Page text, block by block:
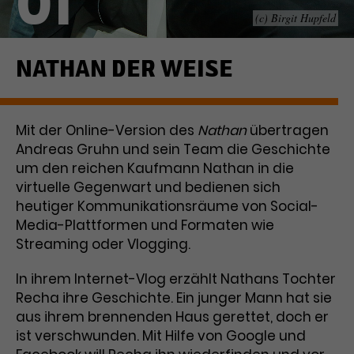
Laufzeit 1 Tag
Zweck
Dieses Cookie wird von Google
Analytics installiert. Das Cookie
wird verwendet, um Informationen
Besucher*innen eine Website
nutzen, und hilft bei der Erstellung
eines Analyseberichts über die
Performance der Website. Die
erhobenen Daten umfassen in
anonymisierter Form die Anzahl
der Besuche, die Quelle, aus der sie
stammen, und die besuchten
Seiten.
Name _gat_UA-63561367-1
Name _gcl_aw
Anbieter Google Ads
Laufzeit 3 Monate
Zweck
Dieses Cookie speichert
Informationen zu Werbeklicks und
dient der Zuordnung von
Conversions zu Google Ads-
Kampagnen.
Name _gcl_dc
Anbieter Google / DoubleClick
(c) Birgit Hupfeld
NATHAN DER WEISE
Mit der Online-Version des Nathanübertragen
Andreas Gruhn und sein Team die Geschichte
um den reichen Kaufmann Nathan in die
virtuelle Gegenwart und bedienen sich
heutiger Kommunikationsräume von Social-
Media-Plattformen und Formaten wie
Streaming oder Vlogging.
In ihrem Internet-Vlog erzählt Nathans Tochter
Recha ihre Geschichte. Ein junger Mann hat sie
aus ihrem brennenden Haus gerettet, doch er
ist verschwunden. Mit Hilfe von Google und